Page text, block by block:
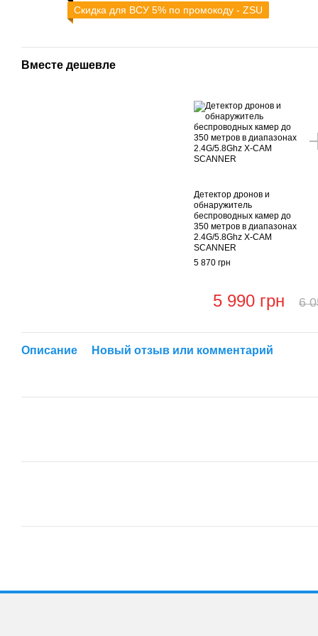
Cкидка для ВСУ 5% по промокоду - ZSU
Вместе дешевле
Детектор дронов и
обнаружитель
беспроводных камер до
350 метров в диапазонах
2.4G/5.8Ghz X-CAM
SCANNER
5 870 грн
5 990 грн 6
Описание Новый отзыв или комментарий